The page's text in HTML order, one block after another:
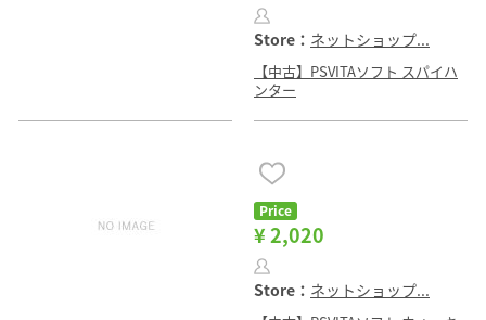
Store： ネットショップ...
【中古】PSVITAソフト スパイハ
ンター
Price
¥ 2,020
Store： ネットショップ...